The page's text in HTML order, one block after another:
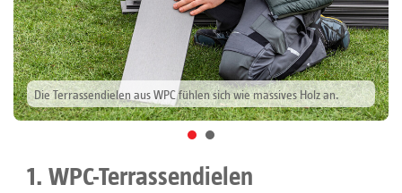
Die Terrassendielen aus WPC fühlen sich wie massives Holz an.
1. WPC-Terrassendielen